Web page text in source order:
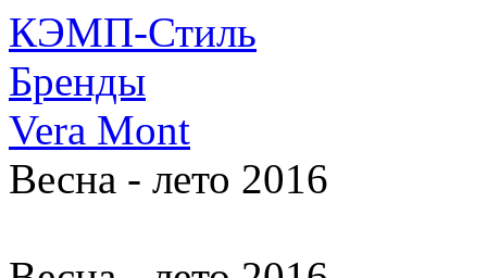
КЭМП-Стиль
Бренды
Vera Mont
Весна - лето 2016